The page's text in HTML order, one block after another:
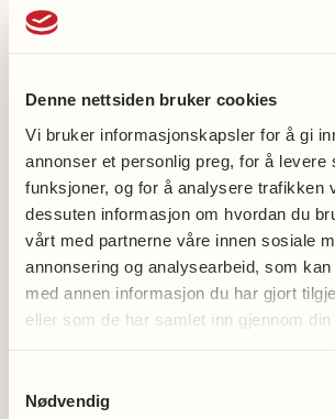
Denne nettsiden bruker cookies
Vi bruker informasjonskapsler for å gi
annonser et personlig preg, for å levere
funksjoner, og for å analysere trafikken
dessuten informasjon om hvordan du
vårt med partnerne våre innen sosiale
annonsering og analysearbeid, som
med annen informasjon du har gjort
eller som de har samlet inn gjennom
Nødvendig
Folkehelseuka. Skjema for
Folkehelseuka i 2027, publiseres i
Bli medlem
Bli frivillig
Støtt hjerteforskningen
Vipps en gave til